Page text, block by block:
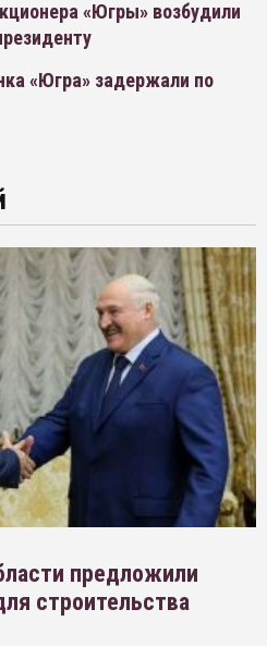
«Югры» возбудили
«Югра» задержали по
предложили
строительства